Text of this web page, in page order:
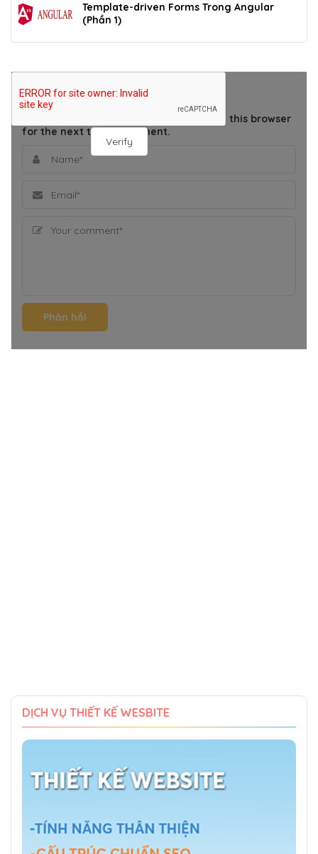
Template-driven Forms Trong Angular
(Phần 1)
Verify
THÊM BÌNH LUẬN
Save my name, email, and website in this browser
for the next time I comment.
DỊCH VỤ THIẾT KẾ WESBITE